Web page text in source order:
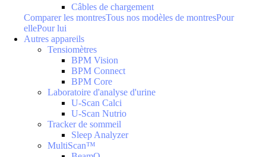
Câbles de chargement
Comparer les montresTous nos modèles de montresPour
ellePour lui
Autres appareils
Tensiomètres
BPM Vision
BPM Connect
BPM Core
Laboratoire d'analyse d'urine
U-Scan Calci
U-Scan Nutrio
Tracker de sommeil
Sleep Analyzer
MultiScan™